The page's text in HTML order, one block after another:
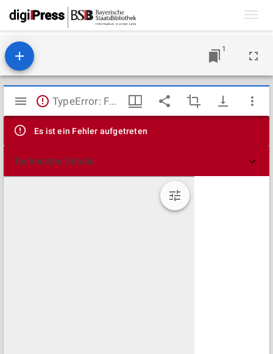
1
Mirador
Viewer
TypeError: Failed to fetch
Es ist ein Fehler aufgetreten
Technische Details